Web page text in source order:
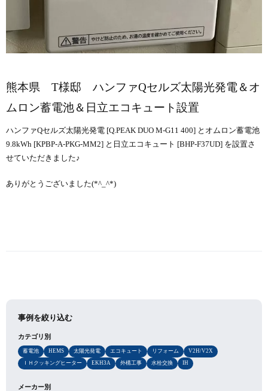
熊本県 T様邸 ハンファQセルズ太陽光発電＆オ
ムロン蓄電池＆日立エコキュート設置
ハンファQセルズ太陽光発電 [Q.PEAK DUO M-G11 400] とオムロン蓄電池
9.8kWh [KPBP-A-PKG-MM2] と日立エコキュート [BHP-F37UD] を設置さ
せていただきました♪
ありがとうございました(*^_^*)
事例を絞り込む
カテゴリ別
蓄電池 HEMS 太陽光発電 エコキュート リフォーム
V2H/V2X
ＩＨクッキングヒーター
EKH3A 外構工事 水栓交換 IH
メーカー別